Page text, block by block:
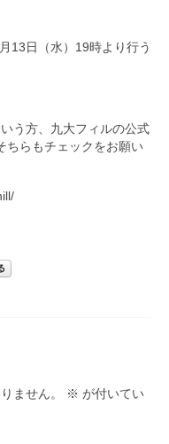
13日（水）19時より行う
う方、九大フィルの公式
ちらもチェックをお願い
ません。 ※ が付いてい